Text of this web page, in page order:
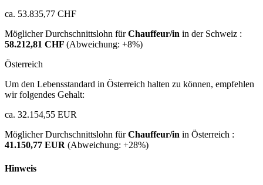
ca. 53.835,77 CHF
Möglicher Durchschnittslohn fürChauffeur/in in der Schweiz :
58.212,81 CHF (Abweichung: +8%)
Österreich
Um den Lebensstandard in Österreich halten zu können, empfehlen
wir folgendes Gehalt:
ca. 32.154,55 EUR
Möglicher Durchschnittslohn fürChauffeur/in in Österreich :
41.150,77 EUR (Abweichung: +28%)
Hinweis